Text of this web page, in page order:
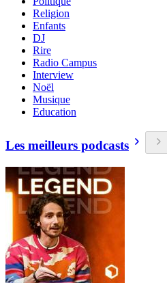
Religion
Enfants
DJ
Rire
Radio Campus
Interview
Noël
Musique
Education
Les meilleurs podcasts